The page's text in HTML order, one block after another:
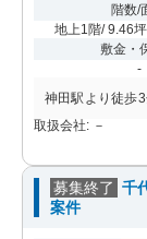
階数/
地上1階/ 9.46坪
敷金・
-
神田駅より徒歩
取扱会社: －
募集終了 千
案件